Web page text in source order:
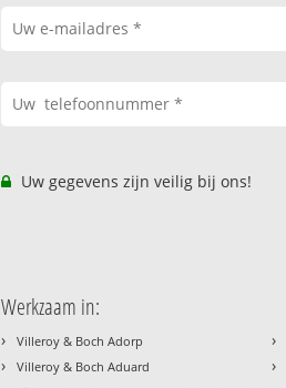
Uw gegevens zijn veilig bij ons!
Werkzaam in:
› Villeroy & Boch Adorp
› Villeroy & Boch Aduard
›
›